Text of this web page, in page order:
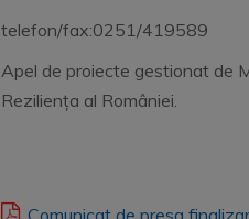
telefon/fax:0251/419589
Apel de proiecte gestionat de
Reziliența al României.
Comunicat de presa